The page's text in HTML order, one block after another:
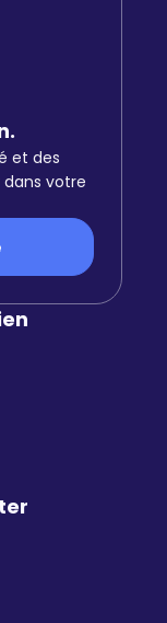
et des
votre